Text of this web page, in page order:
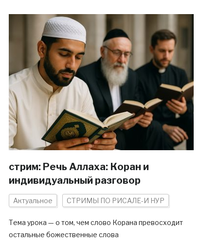
стрим: Речь Аллаха: Коран и
индивидуальный разговор
Актуальное СТРИМЫ ПО РИСАЛЕ-И НУР
Тема урока — о том, чем слово Корана превосходит
остальные божественные слова